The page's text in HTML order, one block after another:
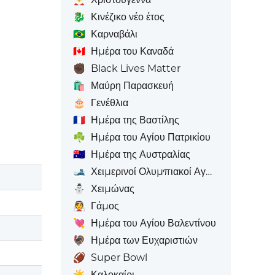
🐉
Κινέζικο νέο έτος
🇧🇷 Καρναβάλι
🇨🇦 Ημέρα του Καναδά
✊🏿 Black Lives Matter
🛍️
Μαύρη Παρασκευή
🎂
Γενέθλια
🇫🇷 Ημέρα της Βαστίλης
☘️ Ημέρα του Αγίου Πατρικίου
🇦🇺 Ημέρα της Αυστραλίας
🎿 Χειμερινοί Ολυμπιακοί Αγώνες
⛄
Χειμώνας
👰 Γάμος
💘 Ημέρα του Αγίου Βαλεντίνου
🦃
Ημέρα των Ευχαριστιών
🏈 Super Bowl